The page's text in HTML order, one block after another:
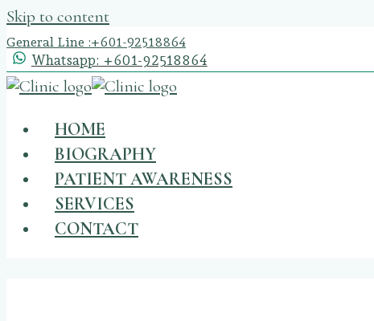
Skip to content
General Line :+601-92518864
Whatsapp: +601-92518864
HOME
BIOGRAPHY
PATIENT AWARENESS
SERVICES
CONTACT